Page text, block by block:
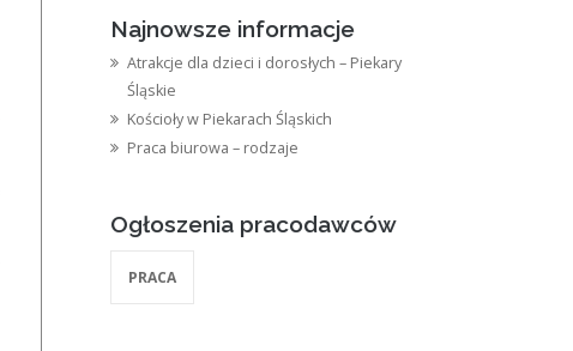
Najnowsze informacje
Atrakcje dla dzieci i dorosłych – Piekary
Śląskie
Kościoły w Piekarach Śląskich
Praca biurowa – rodzaje
Ogłoszenia pracodawców
PRACA